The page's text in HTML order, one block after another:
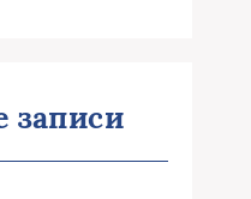
записи